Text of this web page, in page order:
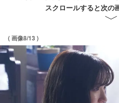
スクロールすると次の
( 画像8/13 )